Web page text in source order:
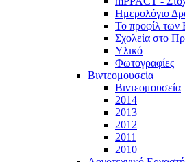
Ημερολόγιο
Το προφίλ των
Σχολεία στο
Υλικό
Φωτογραφίες
Βιντεομουσεία
Βιντεομουσεία
2014
2013
2012
2011
2010